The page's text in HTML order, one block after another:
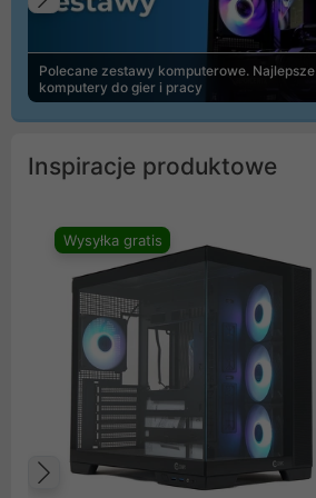
Polecane zestawy komputerowe. Najlepsze
komputery do gier i pracy
Poprzedni
Inspiracje produktowe
Wysyłka gratis